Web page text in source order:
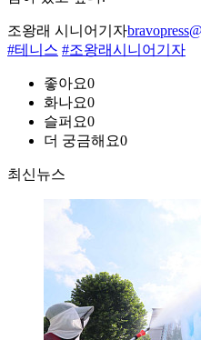
조왕래 시니어기자
#테니스 #조왕래시니어기자
좋아요0
화나요0
슬퍼요0
더 궁금해요0
최신뉴스